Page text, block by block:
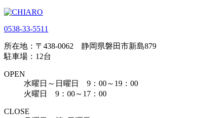
0538-33-5511
所在地：〒438-0062 静岡県磐田市新島879
駐車場：12台
OPEN
水曜日～日曜日 9：00～19：00
火曜日 9：00～17：00
CLOSE